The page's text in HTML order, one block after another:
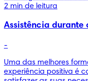
2 min de leitura
Assistência durante
-
Uma das melhores
experiência positiva é